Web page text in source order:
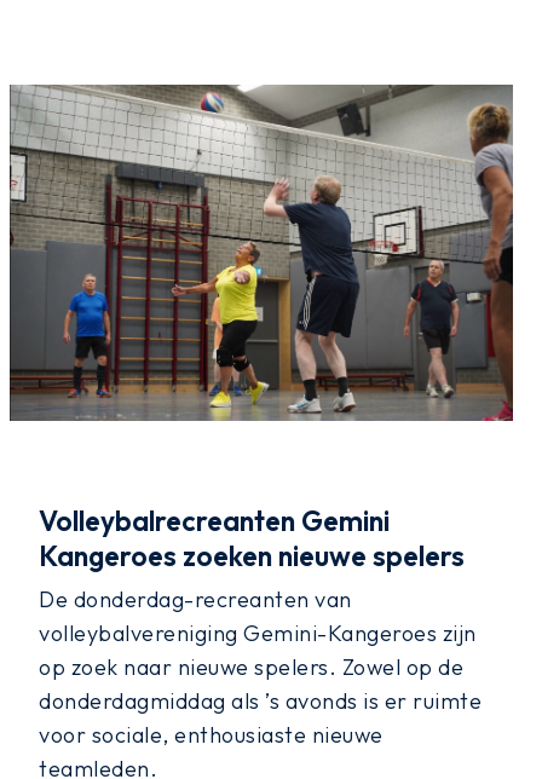
Volleybalrecreanten Gemini
Kangeroes zoeken nieuwe spelers
De donderdag-recreanten van
volleybalvereniging Gemini-Kangeroes zijn
op zoek naar nieuwe spelers. Zowel op de
donderdagmiddag als ’s avonds is er ruimte
voor sociale, enthousiaste nieuwe
teamleden.